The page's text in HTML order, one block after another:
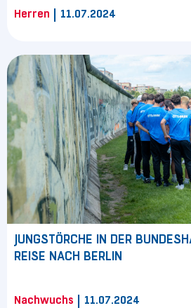
Herren 11.07.2024
JUNGSTÖRCHE IN DER
REISE NACH BERLIN
Nachwuchs 11.07.2024